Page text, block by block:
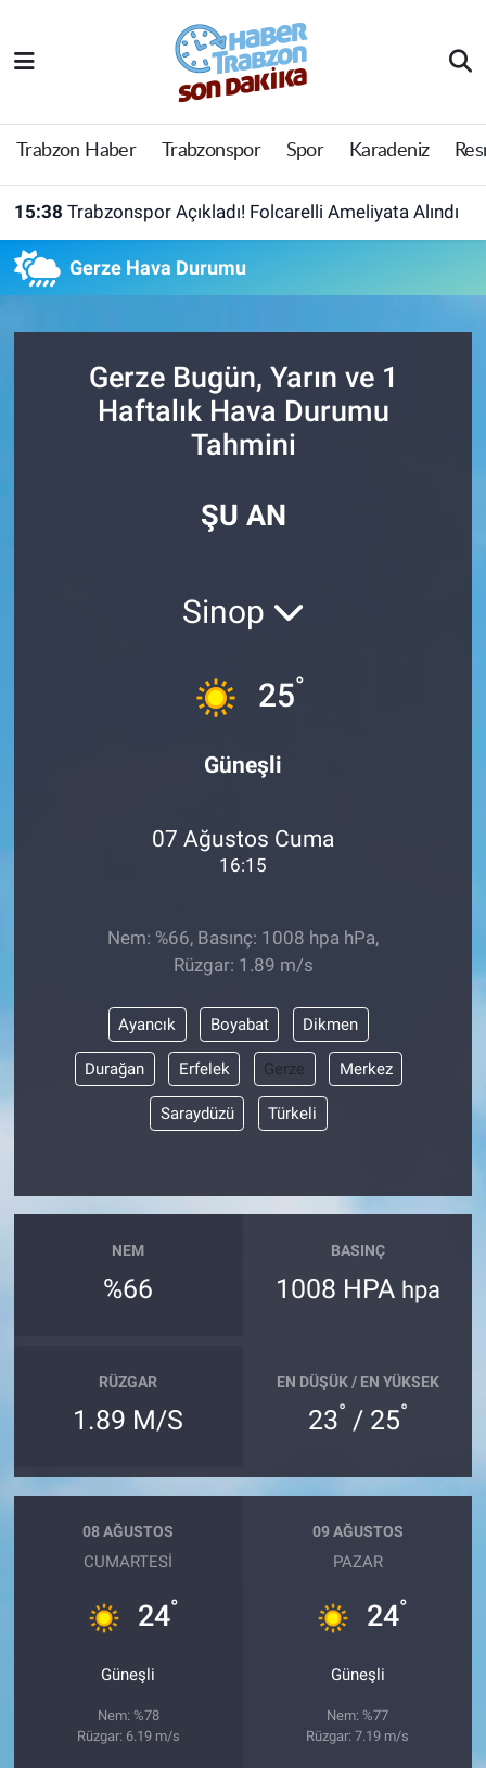
Trabzon Haber Trabzonspor Spor Karadeniz
15:38 Trabzonspor Açıkladı! Folcarelli Ameliyata Alındı
Gerze Hava Durumu
Gerze Bugün, Yarın ve 1
Haftalık Hava Durumu
Tahmini
ŞU AN
Sinop
25°
Güneşli
07 Ağustos Cuma
16:15
Nem: %66, Basınç: 1008 hpa hPa,
Rüzgar: 1.89 m/s
Ayancık Boyabat Dikmen
Durağan Erfelek Gerze Merkez
Saraydüzü Türkeli
NEM
%66
BASINÇ
1008 HPA hpa
RÜZGAR
1.89 M/S
EN DÜŞÜK / EN YÜKSEK
23° / 25°
08 AĞUSTOS
CUMARTESI
24°
Güneşli
Nem: %78
Rüzgar: 6.19 m/s
09 AĞUSTOS
PAZAR
24°
Güneşli
Nem: %77
Rüzgar: 7.19 m/s
Trabzon Haber
Trabzonspor
Perde Arkası
Trabzon Nöbetçi Eczaneler
Trabzon Hava Durumu
Son Dakika Haberleri